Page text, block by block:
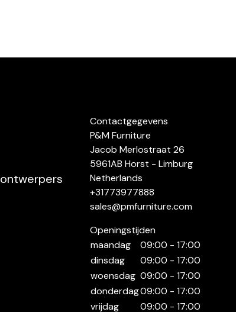
Contactgegevens
P&M Furniture
Jacob Merlostraat 26
5961AB Horst - Limburg
Netherlands
+31773977888
sales@pmfurniture.com
Openingstijden
maandag
09:00 - 17:00
dinsdag
09:00 - 17:00
woensdag 09:00 - 17:00
donderdag09:00 - 17:00
vrijdag
09:00 - 17:00